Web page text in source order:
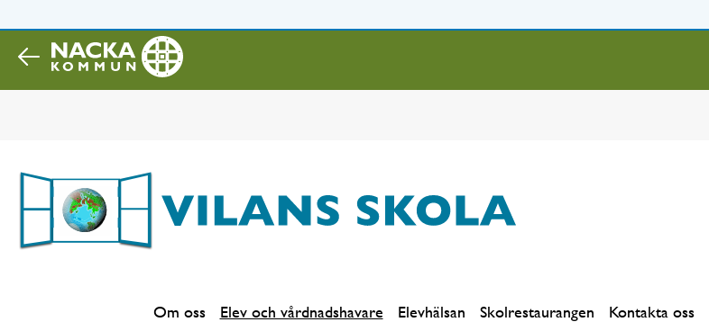
Om oss Elev och vårdnadshavare Elevhälsan Skolrestaurangen Kontakta oss